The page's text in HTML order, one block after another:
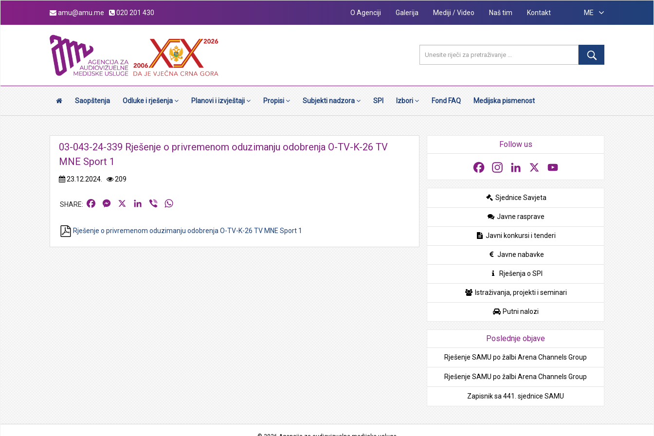
amu@amu.me 020 201 430 O Agenciji Galerija Mediji / Video Naš tim Kontakt ME
Saopštenja Odluke i rješenja Planovi i izvještaji Propisi Subjekti nadzora SPI Izbori Fond FAQ Medijska pismenost
03-043-24-339 Rješenje o privremenom oduzimanju odobrenja O-TV-K-26 TV
MNE Sport 1
23.12.2024. 209
FacebookMessengerLinkedIn
Viber
Rješenje o privremenom oduzimanju odobrenja O-TV-K-26 TV MNE Sport 1
Follow us
FacebookInstagramLinkedIn
Sjednice Savjeta
Javne rasprave
Javni konkursi i tenderi
Javne nabavke
Rješenja o SPI
Istraživanja, projekti i seminari
Putni nalozi
Poslednje objave
Rješenje SAMU po žalbi Arena Channels Group
Rješenje SAMU po žalbi Arena Channels Group
Zapisnik sa 441. sjednice SAMU